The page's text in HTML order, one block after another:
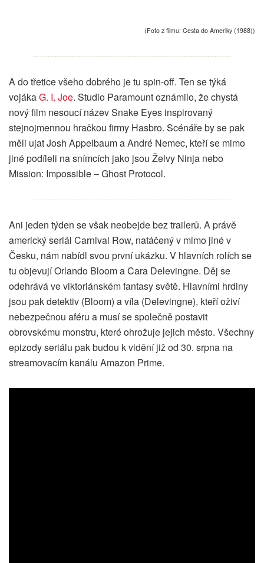
(Foto z filmu: Cesta do Ameriky (1988))
A do třetice všeho dobrého je tu spin-off. Ten se týká
vojákaG. I. Joe. Studio Paramount oznámilo, že chystá
nový film nesoucí název Snake Eyes inspirovaný
stejnojmennou hračkou firmy Hasbro. Scénáře by se pak
měli ujat Josh Appelbaum a André Nemec, kteří se mimo
jiné podíleli na snímcích jako jsou Želvy Ninja nebo
Mission: Impossible – Ghost Protocol.
Ani jeden týden se však neobejde bez trailerů. A právě
americký seriál Carnival Row, natáčený v mimo jiné v
Česku, nám nabídl svou první ukázku. V hlavních rolích se
tu objevují Orlando Bloom a Cara Delevingne. Děj se
odehrává ve viktoriánském fantasy světě. Hlavními hrdiny
jsou pak detektiv (Bloom) a víla (Delevingne), kteří oživí
nebezpečnou aféru a musí se společně postavit
obrovskému monstru, které ohrožuje jejich město. Všechny
epizody seriálu pak budou k vidění již od 30. srpna na
streamovacím kanálu Amazon Prime.